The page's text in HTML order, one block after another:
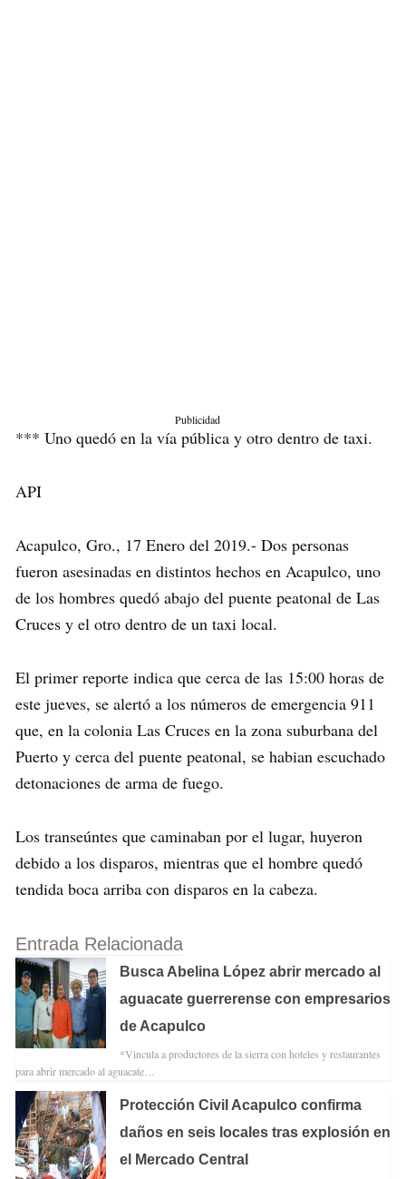
Publicidad
*** Uno quedó en la vía pública y otro dentro de taxi.
API
Acapulco, Gro., 17 Enero del 2019.- Dos personas
fueron asesinadas en distintos hechos en Acapulco, uno
de los hombres quedó abajo del puente peatonal de Las
Cruces y el otro dentro de un taxi local.
El primer reporte indica que cerca de las 15:00 horas de
este jueves, se alertó a los números de emergencia 911
que, en la colonia Las Cruces en la zona suburbana del
Puerto y cerca del puente peatonal, se habian escuchado
detonaciones de arma de fuego.
Los transeúntes que caminaban por el lugar, huyeron
debido a los disparos, mientras que el hombre quedó
tendida boca arriba con disparos en la cabeza.
Entrada Relacionada
Busca Abelina López abrir mercado al
aguacate guerrerense con empresarios
de Acapulco
*Vincula a productores de la sierra con hoteles y restaurantes
para abrir mercado al aguacate…
Protección Civil Acapulco confirma
daños en seis locales tras explosión en
el Mercado Central